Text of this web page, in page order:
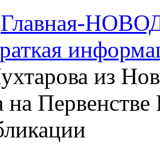
Главная-
из
на